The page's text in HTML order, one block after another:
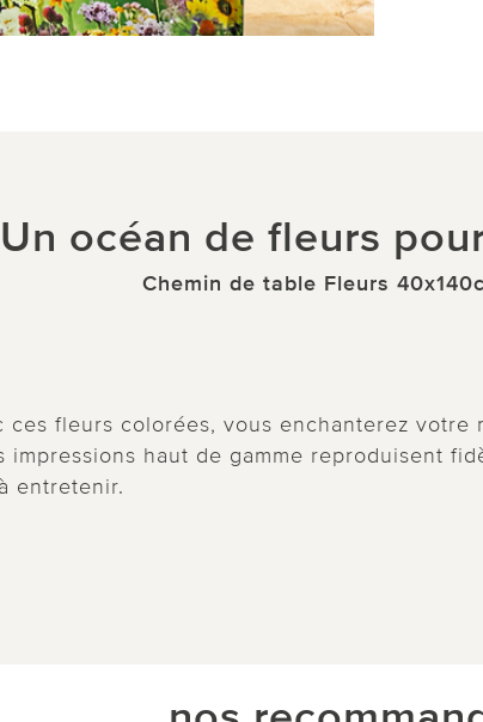
Un océan de fleurs
Chemin de table Fleurs
ces fleurs colorées, vous enchanterez votre
impressions haut de gamme reproduisent
entretenir.